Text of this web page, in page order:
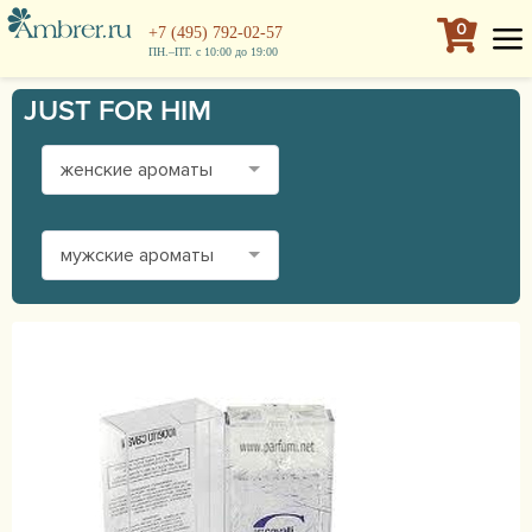
+7 (495) 792-02-57
ПН.–ПТ. с 10:00 до 19:00
0
JUST FOR HIM
женские ароматы
мужские ароматы